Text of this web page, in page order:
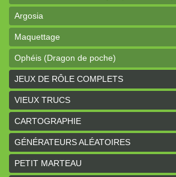
Argosia
Maquettage
Ophéis (Dragon de poche)
L'anneau des Empereurs (Coeurs Vaillants)
Davy Jones (cartes)
Davy Jones (background)
Sur la route (Coeurs Vaillants)
Earthdawn (Coeurs Vaillants)
JEUX DE RÔLE COMPLETS
VIEUX TRUCS
CARTOGRAPHIE
GÉNÉRATEURS ALÉATOIRES
PETIT MARTEAU